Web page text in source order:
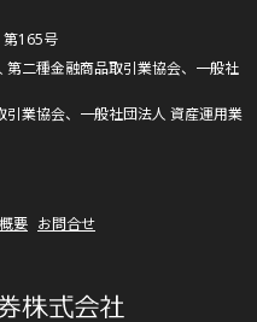
165号
第二種金融商品取引業協会、一般社
業協会、一般社団法人 資産運用業
要 お問合せ